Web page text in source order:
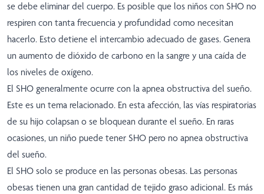
se debe eliminar del cuerpo. Es posible que los niños con SHO no
respiren con tanta frecuencia y profundidad como necesitan
hacerlo. Esto detiene el intercambio adecuado de gases. Genera
un aumento de dióxido de carbono en la sangre y una caída de
los niveles de oxígeno.
El SHO generalmente ocurre con la apnea obstructiva del sueño.
Este es un tema relacionado. En esta afección, las vías respiratorias
de su hijo colapsan o se bloquean durante el sueño. En raras
ocasiones, un niño puede tener SHO pero no apnea obstructiva
del sueño.
El SHO solo se produce en las personas obesas. Las personas
obesas tienen una gran cantidad de tejido graso adicional. Es más